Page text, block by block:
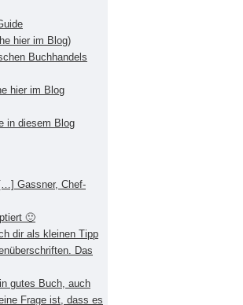
hier im Blog)
Buchhandels
hier im Blog
in diesem Blog
[…] Gassner, Chef-
🙂
dir als kleinen Tipp
Das
gutes Buch, auch
Frage ist, dass es